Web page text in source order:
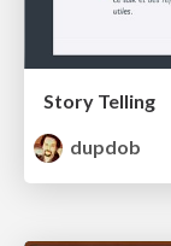
Story Telling
dupdob